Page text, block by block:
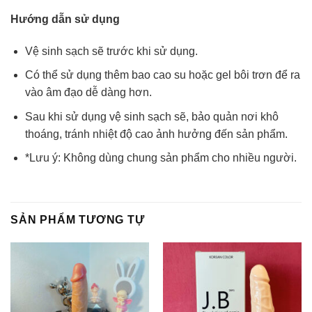
Hướng dẫn sử dụng
Vệ sinh sạch sẽ trước khi sử dụng.
Có thể sử dụng thêm bao cao su hoặc gel bôi trơn để ra
vào âm đạo dễ dàng hơn.
Sau khi sử dụng vệ sinh sạch sẽ, bảo quản nơi khô
thoáng, tránh nhiệt độ cao ảnh hưởng đến sản phẩm.
*Lưu ý: Không dùng chung sản phẩm cho nhiều người.
SẢN PHẨM TƯƠNG TỰ